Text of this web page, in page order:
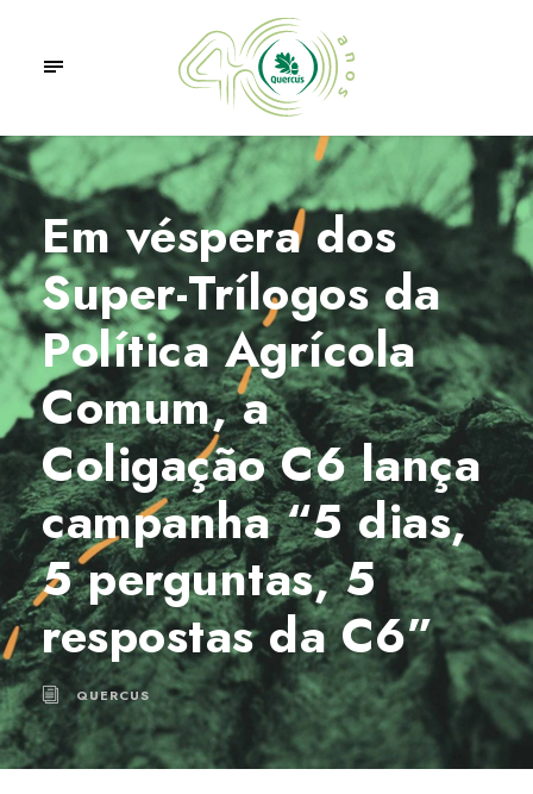
Em véspera dos
Super-Trílogos da
Política Agrícola
Comum, a
Coligação C6 lança
campanha “5 dias,
5 perguntas, 5
respostas da C6”
QUERCUS